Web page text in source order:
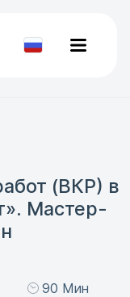
(ВКР) в
Мастер-
90 Мин